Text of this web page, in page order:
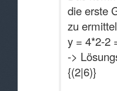
die erste
zu
y = 4*2-2
->
{(2|6)}